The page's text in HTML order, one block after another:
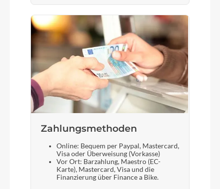
Zahlungsmethoden
Online: Bequem per Paypal, Mastercard,
Visa oder Überweisung (Vorkasse)
Vor Ort: Barzahlung, Maestro (EC-
Karte), Mastercard, Visa und die
Finanzierung über Finance a Bike.